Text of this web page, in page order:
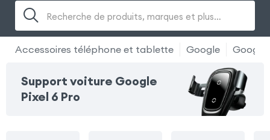
Recherche de produits, marques et plus…
Accessoires téléphone et tablette Google Google
Support voiture Google
Pixel 6 Pro